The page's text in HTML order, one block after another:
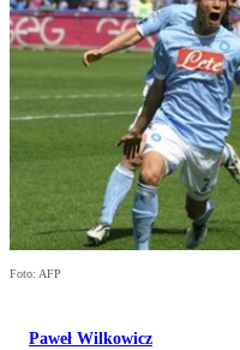
Foto: AFP
Paweł Wilkowicz